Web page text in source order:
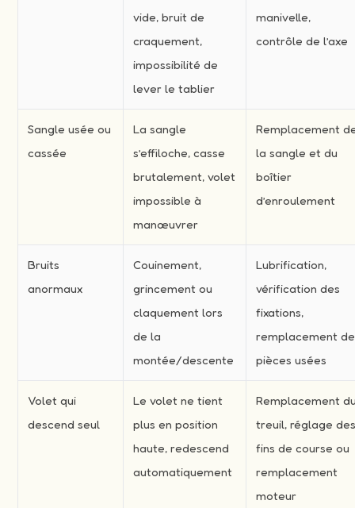
vide, bruit de
craquement,
impossibilité de
lever le tablier
manivelle,
contrôle de l’axe
Sangle usée ou
cassée
La sangle
s’effiloche, casse
brutalement, volet
impossible à
manœuvrer
Remplacement
la sangle et du
boîtier
d’enroulement
Bruits
anormaux
Couinement,
grincement ou
claquement lors
de la
montée/descente
Lubrification,
vérification des
fixations,
remplacement de
pièces usées
Volet qui
descend seul
Le volet ne tient
plus en position
haute, redescend
automatiquement
Remplacement
treuil, réglage
fins de course ou
remplacement
moteur